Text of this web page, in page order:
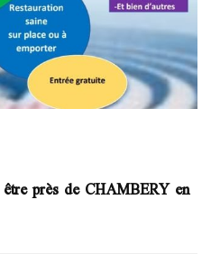
près de CHAMBERY en